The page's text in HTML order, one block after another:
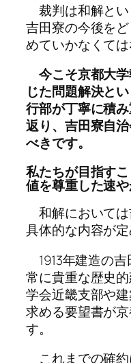
裁判は和解とい
吉田寮の今後を
めていかなくては
今こそ京都大
じた問題解決と
行部が丁寧に積
返り、吉田寮自
べきです。
私たちが目指す
値を尊重した速
和解において
具体的な内容が定
1913年建造の
常に貴重な歴史
学会近畿支部や
求める要望書が
す。
これまでの確